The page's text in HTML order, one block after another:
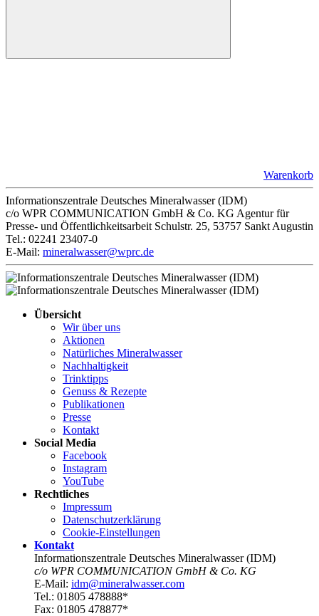
Warenkorb
Informationszentrale Deutsches Mineralwasser (IDM)
c/o WPR COMMUNICATION GmbH & Co. KG Agentur für
Presse- und Öffentlichkeitsarbeit Schulstr. 25, 53757 Sankt Augustin
Tel.: 02241 23407-0
E-Mail: mineralwasser@wprc.de
Übersicht
Wir über uns
Aktionen
Natürliches Mineralwasser
Nachhaltigkeit
Trinktipps
Genuss & Rezepte
Publikationen
Presse
Kontakt
Social Media
Facebook
Instagram
YouTube
Rechtliches
Impressum
Datenschutz­erklärung
Cookie-Einstellungen
Kontakt
Informationszentrale Deutsches Mineralwasser (IDM)
c/o WPR COMMUNICATION GmbH & Co. KG
E-Mail: idm@mineralwasser.com
Tel.: 01805 478888*
Fax: 01805 478877*